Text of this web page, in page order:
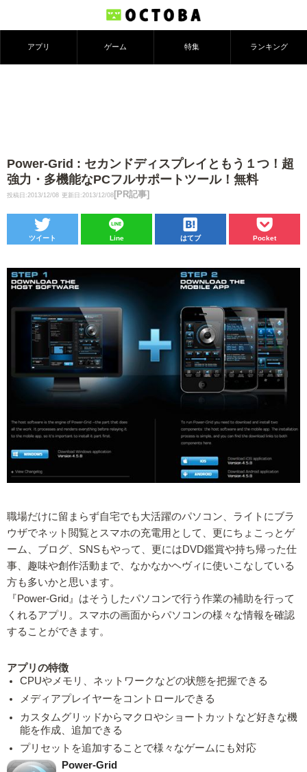
アプリ ゲーム 特集 ランキング
Power-Grid : セカンドディスプレイともう１つ！超
強力・多機能なPCフルサポートツール！無料
投稿日:2013/12/08 更新日:2013/12/08 [PR記事]
ツイート Line はてブ Pocket
職場だけに留まらず自宅でも大活躍のパソコン、ライトにブラ
ウザでネット閲覧とスマホの充電用として、更にちょこっとゲ
ーム、ブログ、SNSもやって、更にはDVD鑑賞や持ち帰った仕
事、趣味や創作活動まで、なかなかヘヴィに使いこなしている
方も多いかと思います。
『Power-Grid』はそうしたパソコンで行う作業の補助を行って
くれるアプリ。スマホの画面からパソコンの様々な情報を確認
することができます。
アプリの特徴
CPUやメモリ、ネットワークなどの状態を把握できる
メディアプレイヤーをコントロールできる
カスタムグリッドからマクロやショートカットなど好きな機
能を作成、追加できる
プリセットを追加することで様々なゲームにも対応
Power-Grid